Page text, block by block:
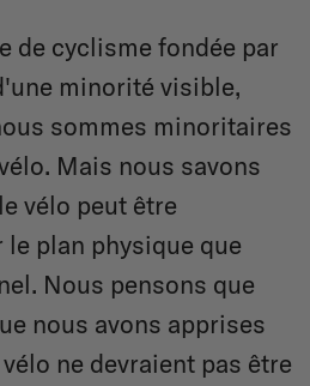
de cyclisme fondée par
minorité visible,
sommes minoritaires
Mais nous savons
vélo peut être
plan physique que
Nous pensons que
nous avons apprises
ne devraient pas être